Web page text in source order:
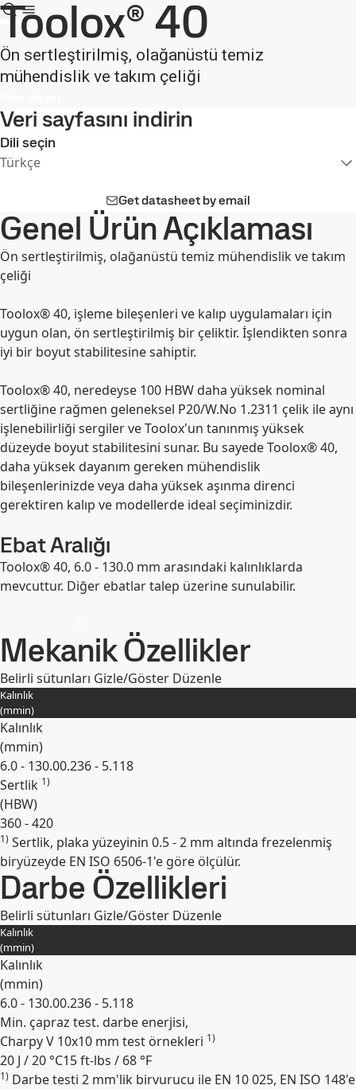
Toolox® 40
Ön sertleştirilmiş, olağanüstü temiz
mühendislik ve takım çeliği
Veri sayfasını indirin
Dili seçin
Türkçe
Get datasheet by email
Genel Ürün Açıklaması
Ön sertleştirilmiş, olağanüstü temiz mühendislik ve takım
çeliği
Toolox® 40, işleme bileşenleri ve kalıp uygulamaları için
uygun olan, ön sertleştirilmiş bir çeliktir. İşlendikten sonra
iyi bir boyut stabilitesine sahiptir.
Toolox® 40, neredeyse 100 HBW daha yüksek nominal
sertliğine rağmen geleneksel P20/W.No 1.2311 çelik ile aynı
işlenebilirliği sergiler ve Toolox'un tanınmış yüksek
düzeyde boyut stabilitesini sunar. Bu sayede Toolox® 40,
daha yüksek dayanım gereken mühendislik
bileşenlerinizde veya daha yüksek aşınma direnci
gerektiren kalıp ve modellerde ideal seçiminizdir.
Ebat Aralığı
Toolox® 40, 6.0 - 130.0 mm arasındaki kalınlıklarda
mevcuttur. Diğer ebatlar talep üzerine sunulabilir.
Mekanik Özellikler
Belirli sütunları Gizle/Göster Düzenle
Kalınlık
(mmin)
Kalınlık
(mmin)
6.0 - 130.00.236 - 5.118
Sertlik 1)
(HBW)
360 - 420
Genişlet
1) Sertlik, plaka yüzeyinin 0.5 - 2 mm altında frezelenmiş
biryüzeyde EN ISO 6506-1'e göre ölçülür.
Darbe Özellikleri
Belirli sütunları Gizle/Göster Düzenle
Kalınlık
(mmin)
Kalınlık
(mmin)
6.0 - 130.00.236 - 5.118
Min. çapraz test. darbe enerjisi,
Charpy V 10x10 mm test örnekleri 1)
20 J / 20 °C15 ft-lbs / 68 °F
Genişlet
1) Darbe testi 2 mm'lik birvurucu ile EN 10 025, EN ISO 148'e